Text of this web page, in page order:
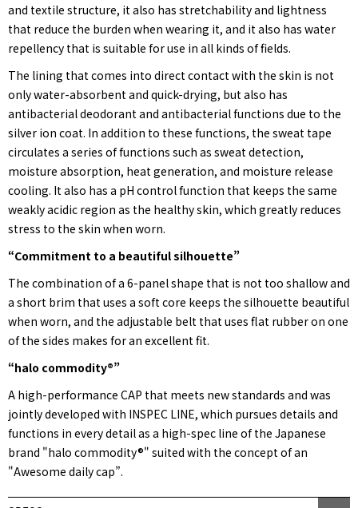
and textile structure, it also has stretchability and lightness
that reduce the burden when wearing it, and it also has water
repellency that is suitable for use in all kinds of fields.
The lining that comes into direct contact with the skin is not
only water-absorbent and quick-drying, but also has
antibacterial deodorant and antibacterial functions due to the
silver ion coat. In addition to these functions, the sweat tape
circulates a series of functions such as sweat detection,
moisture absorption, heat generation, and moisture release
cooling. It also has a pH control function that keeps the same
weakly acidic region as the healthy skin, which greatly reduces
stress to the skin when worn.
“Commitment to a beautiful silhouette”
The combination of a 6-panel shape that is not too shallow and
a short brim that uses a soft core keeps the silhouette beautiful
when worn, and the adjustable belt that uses flat rubber on one
of the sides makes for an excellent fit.
“halo commodity®”
A high-performance CAP that meets new standards and was
jointly developed with INSPEC LINE, which pursues details and
functions in every detail as a high-spec line of the Japanese
brand "halo commodity®" suited with the concept of an
"Awesome daily cap”.